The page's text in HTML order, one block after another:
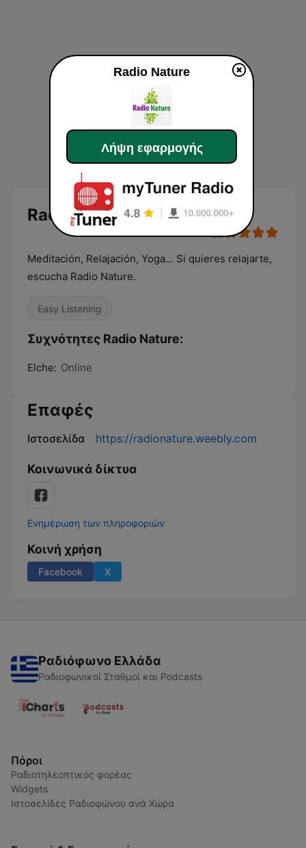
Radio Nature
Meditación, Relajación, Yoga... Si quieres relajarte,
escucha Radio Nature.
Easy Listening
Συχνότητες Radio Nature:
Elche: Online
Επαφές
Ιστοσελίδα https://radionature.weebly.com
Κοινωνικά δίκτυα
Ενημέρωση των πληροφοριών
Κοινή χρήση
Facebook X
Ραδιόφωνο Ελλάδα
Ραδιοφωνικοί Σταθμοί και Podcasts
Πόροι
Ραδιοτηλεοπτικός φορέας
Widgets
Ιστοσελίδες Ραδιοφώνου ανά Χώρα
Radio Nature
Λήψη εφαρμογής